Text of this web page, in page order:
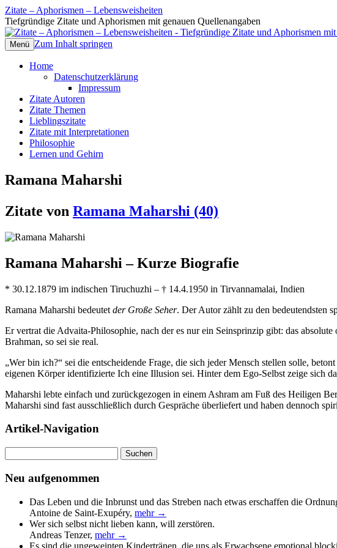
Zitate – Aphorismen – Lebensweisheiten
Tiefgründige Zitate und Aphorismen mit genauen Quellenangaben
Menü Zum Inhalt springen
Home
Datenschutzerklärung
Impressum
Zitate Autoren
Zitate Themen
Lieblingszitate
Zitate mit Interpretationen
Philosophie
Lernen und Gehirn
Ramana Maharshi
Zitate von Ramana Maharshi (40)
Ramana Maharshi – Kurze Biografie
* 30.12.1879 im indischen Tiruchuzhi – † 14.4.1950 in Tirvannamalai, Indien
Ramana Maharshi bedeutet der Große Seher. Der Autor zählt zu den bedeutendsten
Er vertrat die Advaita-Philosophie, nach der es nur ein Seinsprinzip gibt: das
Brahman, so sei sie real.
„Wer bin ich?“ sei die entscheidende Frage, die sich jeder Mensch stellen solle,
eigenen Körper identifizierte Ich eine Illusion sei. Hinter dem Ego-Selbst zeige sich
Maharshi lebte einfach und zurückgezogen in einem Ashram am Fuß des Heiligen
Maharshi sind fast ausschließlich durch Gespräche überliefert und haben dennoch
Artikel-Navigation
nach:
Neu aufgenommen
Das Leben und die Inbrunst und das Streben nach etwas erschaffen die
Antoine de Saint-Exupéry, mehr →
Wer sich selbst nicht lieben kann, will zerstören.
Andreas Tenzer, mehr →
Es sind die ungeweinten Kindertränen, die uns als Erwachsene emotional